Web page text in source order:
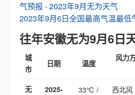
气预报 -2023年9月无为天气
2023年9月6日全国最高气温最低
往年安徽无为9月6日
城
市
日期 温度
风力
无
2025-
33℃ /
西北风